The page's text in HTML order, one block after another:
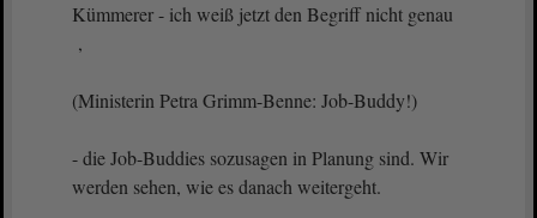
Kümmerer - ich weiß jetzt den Begriff nicht genau
,
(Ministerin Petra Grimm-Benne: Job-Buddy!)
- die Job-Buddies sozusagen in Planung sind. Wir
werden sehen, wie es danach weitergeht.